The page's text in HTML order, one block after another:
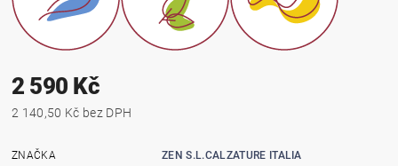
2 590 Kč
2 140,50 Kč bez DPH
ZNAČKA
ZEN S.L.CALZATURE ITALIA